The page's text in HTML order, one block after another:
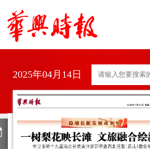
2025年04月14日